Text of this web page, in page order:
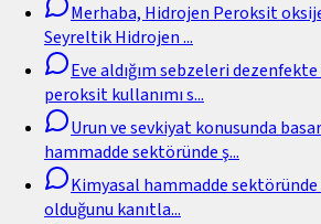
Merhaba, Hidrojen Peroksit
Seyreltik Hidrojen...
Eve aldığım sebzeleri
peroksit kullanımı s...
Urun ve sevkiyat konusunda
hammadde sektöründe ş...
Kimyasal hammadde sektöründe
olduğunu kanıtla...